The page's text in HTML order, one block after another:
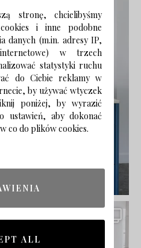
stronę, chcielibyśmy
i inne podobne
danych (m.in. adresy IP,
w trzech
statystyki ruchu
do Ciebie reklamy w
by używać wtyczek
poniżej, by wyrazić
ustawień, aby dokonać
co do plików cookies.
ALL